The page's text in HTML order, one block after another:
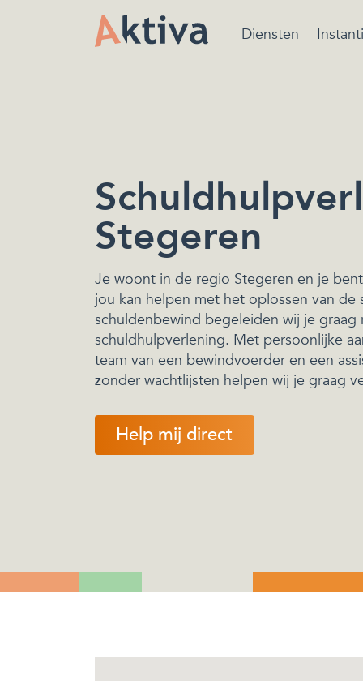
Diensten
Stegeren
Je woont in de regio Stegeren en je
jou kan helpen met het oplossen van de
schuldenbewind begeleiden wij je graag
schuldhulpverlening. Met persoonlijke
team van een bewindvoerder en een
zonder wachtlijsten helpen wij je graag
Help mij direct